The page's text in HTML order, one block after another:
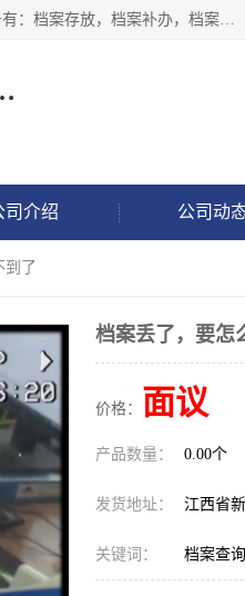
长沙毕业帮人力资源咨询有限责任公司是一家拥有8年多经验的人事服务代理机构。主要的服务有：档案存放，档案补办，档案激活，档案查询，档案查找，档案托管，档案调取，档案异地代办，档案异常处理 等；提供毕业档案处理、人事档案服务、商务代理代办、个人档案等服务，同时办事过程全程与客户沟通，确保真实、安全、可靠！
咨询有限责任公司
司介绍 公司动
到了
档案丢了，要怎
价格： 面议
产品数量： 0.00个
发货地址： 江西省
关键词： 档案查